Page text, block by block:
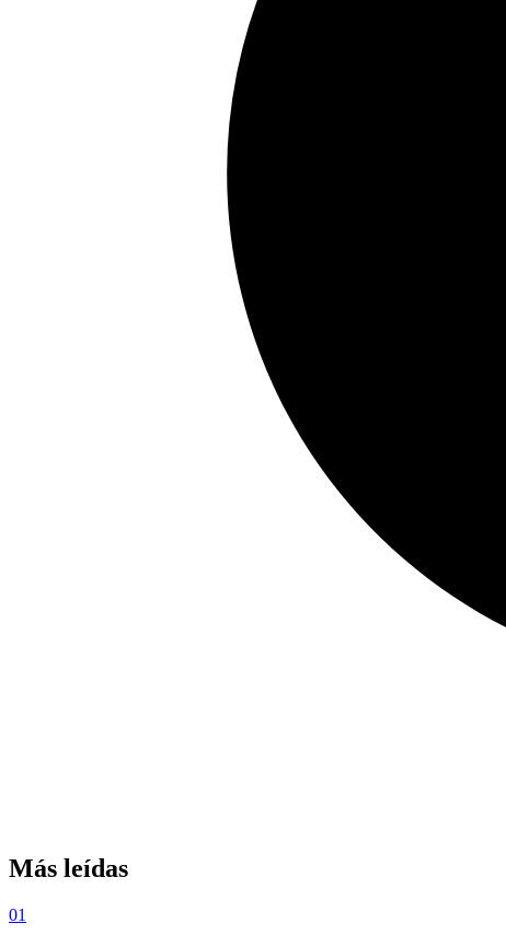
Más leídas
01